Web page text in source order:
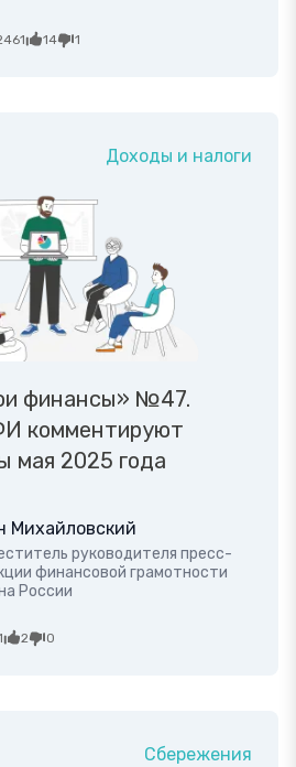
14 1
Доходы и налоги
финансы» №47.
комментируют
мая 2025 года
Михайловский
руководителя пресс-
финансовой грамотности
России
2 0
Сбережения